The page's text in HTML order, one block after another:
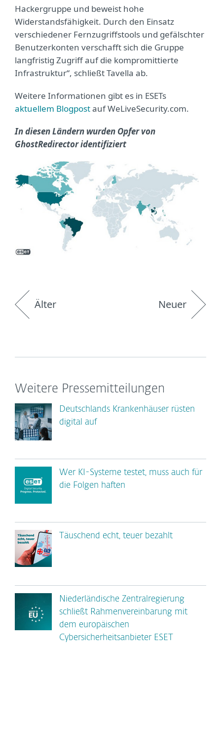
Hackergruppe und beweist hohe
Widerstandsfähigkeit. Durch den Einsatz
verschiedener Fernzugriffstools und gefälschter
Benutzerkonten verschafft sich die Gruppe
langfristig Zugriff auf die kompromittierte
Infrastruktur“, schließt Tavella ab.
Weitere Informationen gibt es in ESETs
aktuellem Blogpostauf WeLiveSecurity.com.
In diesen Ländern wurden Opfer von
GhostRedirector identifiziert
Älter Neuer
Weitere Pressemitteilungen
Deutschlands Krankenhäuser rüsten
digital auf
Wer KI-Systeme testet, muss auch für
die Folgen haften
Täuschend echt, teuer bezahlt
Niederländische Zentralregierung
schließt Rahmenvereinbarung mit
dem europäischen
Cybersicherheitsanbieter ESET